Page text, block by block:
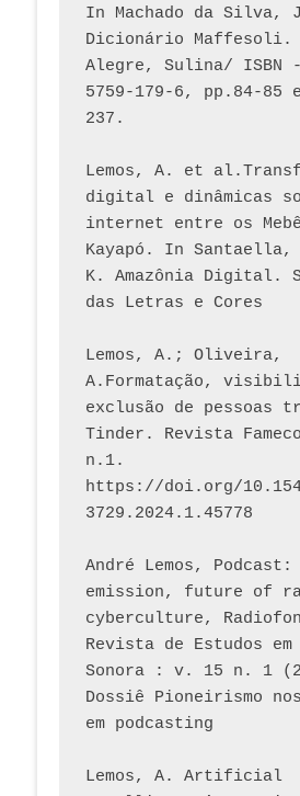
In Machado da
Dicionário Maffesoli.
Alegre, Sulina/ ISBN
5759-179-6, pp.84-85
237.
Lemos, A. et
digital e dinâmicas
internet entre os
Kayapó. In
K. Amazônia Digital.
das Letras e Cores
Lemos, A.; Oliveira,
A.Formatação,
exclusão de pessoas
Tinder. Revista
n.1.
https://doi.org/
3729.2024.1.45778
André Lemos, Podcast:
emission, future of
cyberculture,
Revista de Estudos
Sonora : v. 15 n. 1
Dossiê Pioneirismo
em podcasting
Lemos, A. Artificial